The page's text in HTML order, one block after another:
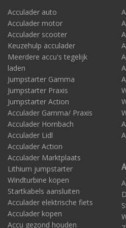
Acculader auto
Acculader motor
Acculader scooter
Keuzehulp acculader
Meerdere accu's tegelijk
laden
Jumpstarter Gamma
Jumpstarter Praxis
Jumpstarter Action
Acculader Gamma/ Praxis
Acculader Hornbach
Acculader Lidl
Acculader Action
Acculader Marktplaats
Lithium jumpstarter
Windturbine kopen
Startkabels aansluiten
Acculader elektrische fiets
Acculader kopen
Accu gezond houden